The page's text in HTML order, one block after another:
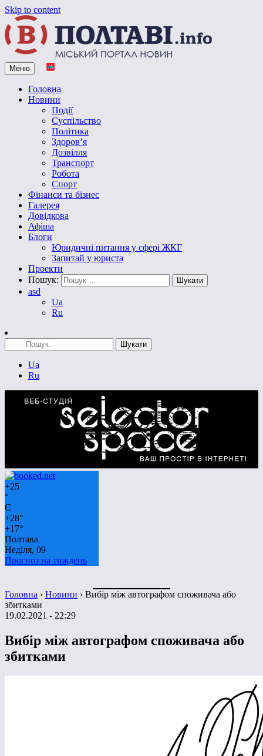
Skip to content
Vpoltave.info
Полтавський портал новин
Меню
Головна
Новини
Події
Суспільство
Політика
Здоров’я
Дозвілля
Транспорт
Робота
Спорт
Фінанси та бізнес
Галерея
Довідкова
Афіша
Блоги
Юридичні питання у сфері ЖКГ
Запитай у юриста
Проекти
Пошук:
asd
Ua
Ru
Ua
Ru
+25
°
C
+28°
+17°
Полтава
Неділя, 09
Прогноз на тиждень
Головна › Новини › Вибір між автографом споживача або
збитками
19.02.2021 - 22:29
Вибір між автографом споживача або
збитками